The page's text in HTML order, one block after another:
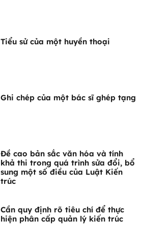
Tiểu sử của một huyền thoại
Ghi chép của một bác sĩ ghép tạng
Đề cao bản sắc văn hóa và tính
khả thi trong quá trình sửa đổi, bổ
sung một số điều của Luật Kiến
trúc
Cần quy định rõ tiêu chí để thực
hiện phân cấp quản lý kiến trúc